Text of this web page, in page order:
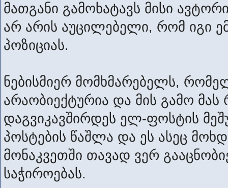
მათგანი გამოხატავს მისი
არ არის აუცილებელი, რომ იგი
პოზიციას.
ნებისმიერ მომხმარებელს,
არაობიექტურია და მის გამო მას
დაგვიკავშირდეს ელ-ფოსტის
პოსტების წაშლა და ეს ასეც
მონაკვეთში თავად ვერ
საჭიროებას.